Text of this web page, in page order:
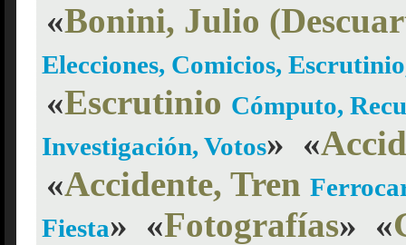
«Bonini, Julio
Elecciones, Comicios,
«Escrutinio Cómputo,
Investigación, Votos» «
«Accidente, Tren
Fiesta» «Fotografías» «